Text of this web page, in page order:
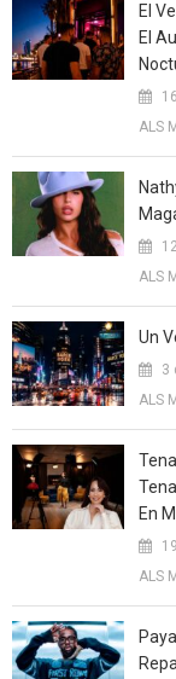
El
El
ALS
ALS
Un
3
ALS
En
ALS